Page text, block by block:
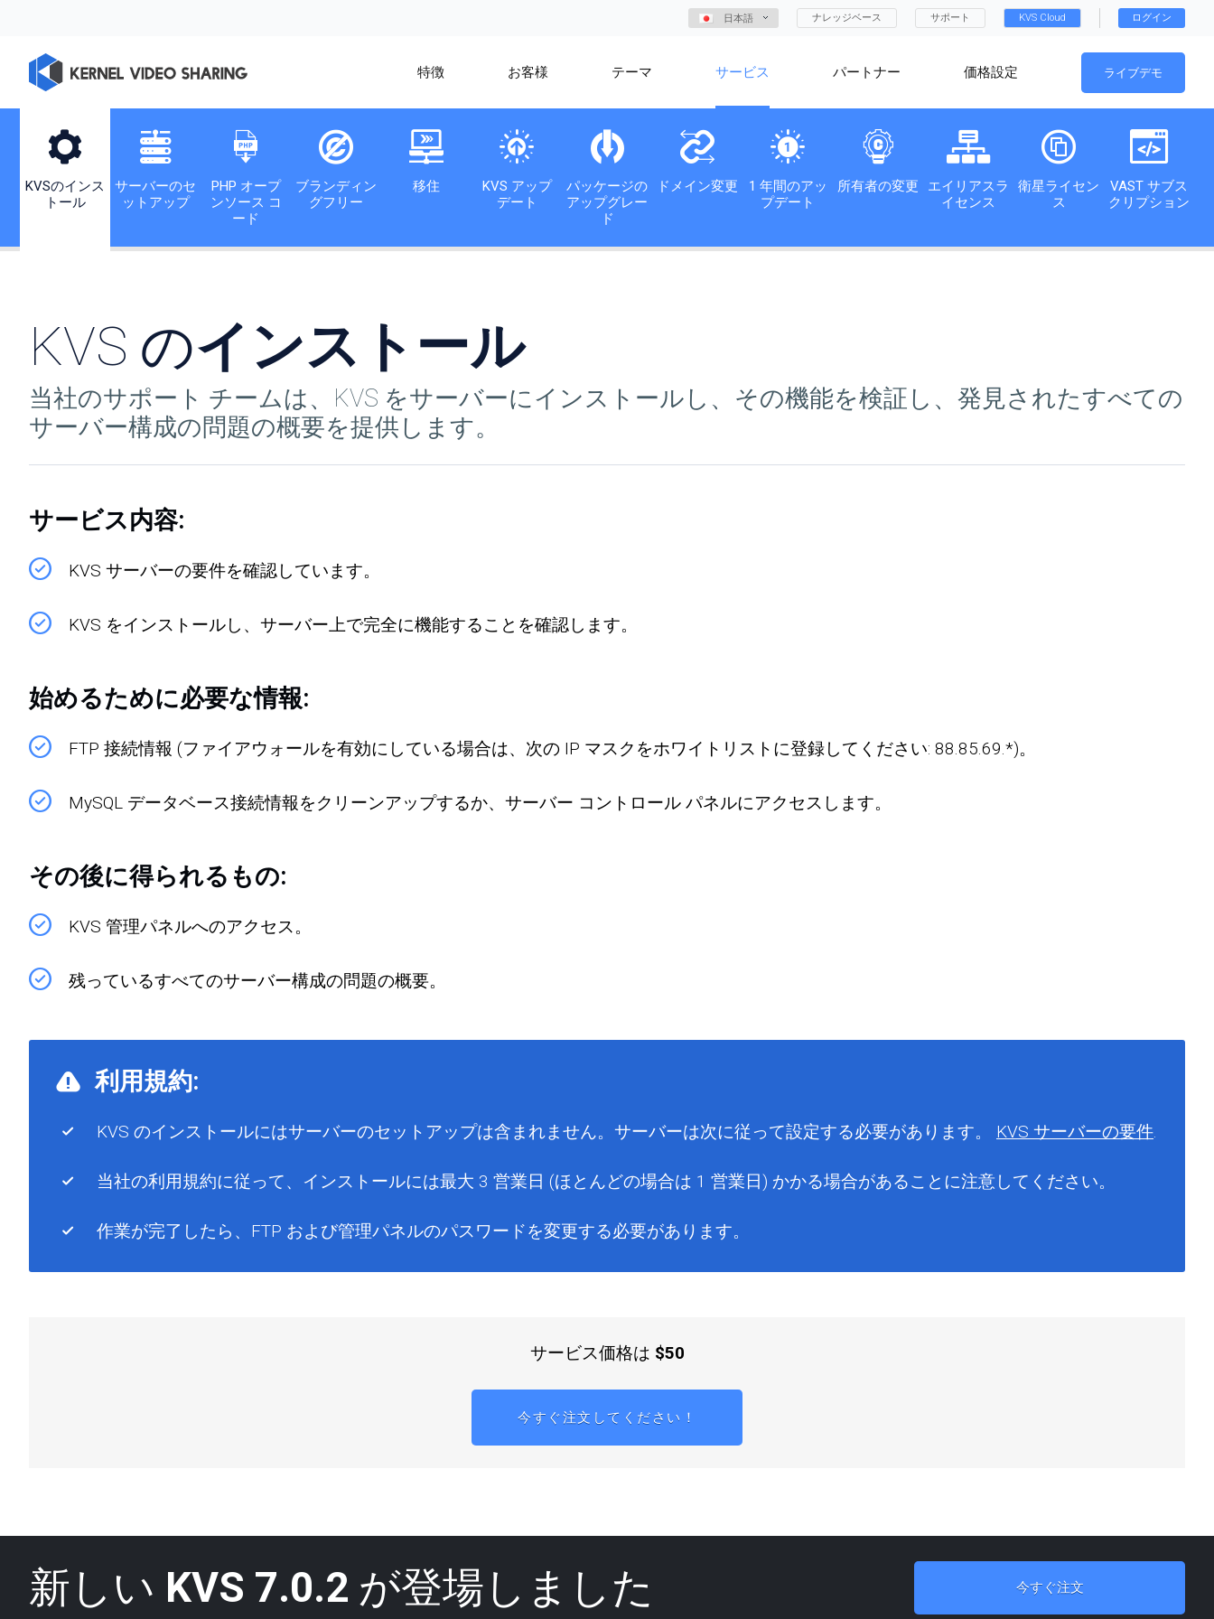
日本語 ナレッジベース サポート KVS Cloud ログイン
特徴 お客様 テーマ サービス パートナー 価格設定 ライブデモ
KVSのインス
トール
サーバーのセ
ットアップ
PHP オープ
ンソース コ
ード
ブランディン
グフリー
移住
KVS アップ
デート
パッケージの
アップグレー
ド
ドメイン変更
1 年間のアッ
プデート
所有者の変更
エイリアスラ
イセンス
衛星ライセン
ス
VAST サブス
クリプション
KVS のインストール
当社のサポート チームは、KVS をサーバーにインストールし、その機能を検証し、発見されたすべての
サーバー構成の問題の概要を提供します。
サービス内容:
KVS サーバーの要件を確認しています。
KVS をインストールし、サーバー上で完全に機能することを確認します。
始めるために必要な情報:
FTP 接続情報 (ファイアウォールを有効にしている場合は、次の IP マスクをホワイトリストに登録してください: 88.85.69.*)。
MySQL データベース接続情報をクリーンアップするか、サーバー コントロール パネルにアクセスします。
その後に得られるもの:
KVS 管理パネルへのアクセス。
残っているすべてのサーバー構成の問題の概要。
利用規約:
KVS のインストールにはサーバーのセットアップは含まれません。サーバーは次に従って設定する必要があります。 KVS サーバーの要件.
当社の利用規約に従って、インストールには最大 3 営業日 (ほとんどの場合は 1 営業日) かかる場合があることに注意してください。
作業が完了したら、FTP および管理パネルのパスワードを変更する必要があります。
サービス価格は $50
今すぐ注文してください！
新しい KVS 7.0.2 が登場しました 今すぐ注文